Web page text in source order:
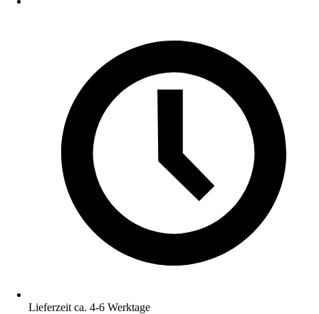
Lieferzeit ca. 4-6 Werktage